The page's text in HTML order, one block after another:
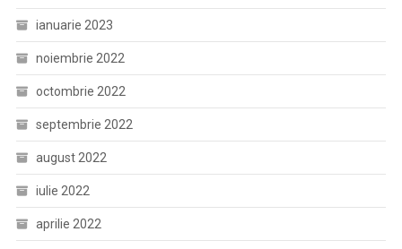
ianuarie 2023
noiembrie 2022
octombrie 2022
septembrie 2022
august 2022
iulie 2022
aprilie 2022